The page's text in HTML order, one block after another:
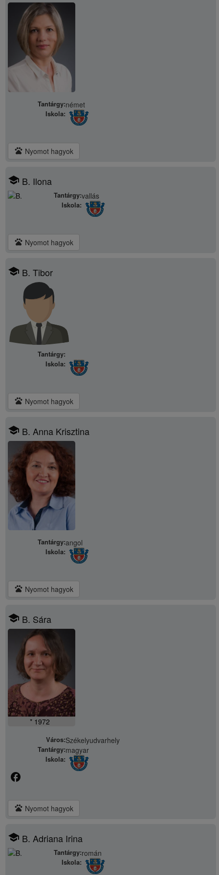
Tantárgy:német
Iskola:
pets Nyomot hagyok
school B. Ilona
Tantárgy:vallás
Iskola:
pets Nyomot hagyok
school B. Tibor
Tantárgy:
Iskola:
pets Nyomot hagyok
school B. Anna Krisztina
Tantárgy:angol
Iskola:
pets Nyomot hagyok
school B. Sára
* 1972
Város:Székelyudvarhely
Tantárgy:magyar
Iskola:
facebook
pets Nyomot hagyok
school B. Adriana Irina
Tantárgy:román
Iskola: